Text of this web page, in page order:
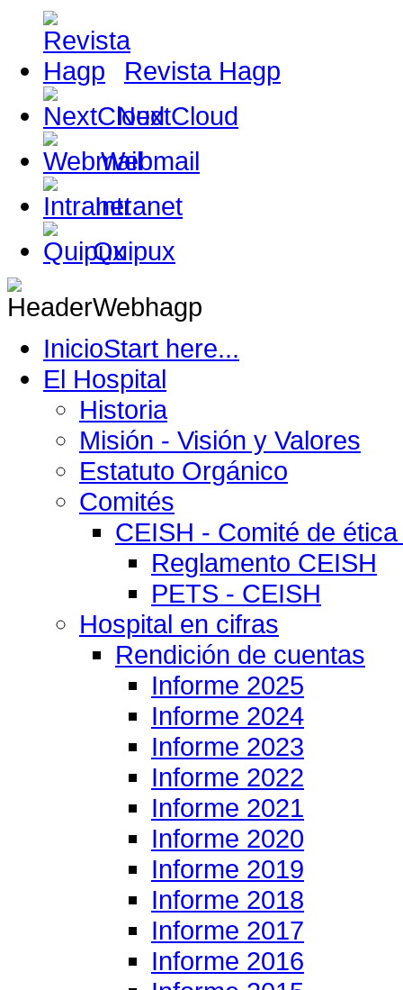
Revista Hagp
NextCloud
Webmail
Intranet
Quipux
InicioStart here...
El Hospital
Historia
Misión - Visión y Valores
Estatuto Orgánico
Comités
CEISH - Comité de
Reglamento CEISH
PETS - CEISH
Hospital en cifras
Rendición de cuentas
Informe 2025
Informe 2024
Informe 2023
Informe 2022
Informe 2021
Informe 2020
Informe 2019
Informe 2018
Informe 2017
Informe 2016